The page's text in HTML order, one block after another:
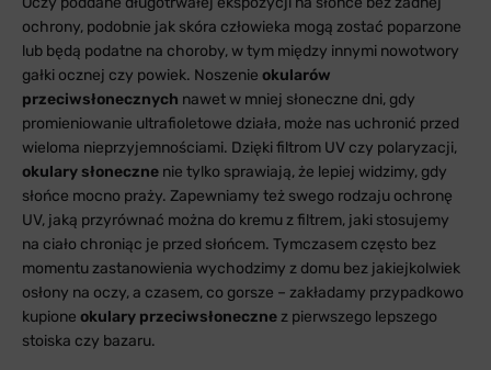
ochrony, podobnie jak skóra człowieka mogą zostać poparzone
lub będą podatne na choroby, w tym między innymi nowotwory
gałki ocznej czy powiek. Noszenie okularów
przeciwsłonecznych nawet w mniej słoneczne dni, gdy
promieniowanie ultrafioletowe działa, może nas uchronić przed
wieloma nieprzyjemnościami. Dzięki filtrom UV czy polaryzacji,
okulary słoneczne nie tylko sprawiają, że lepiej widzimy, gdy
słońce mocno praży. Zapewniamy też swego rodzaju ochronę
UV, jaką przyrównać można do kremu z filtrem, jaki stosujemy
na ciało chroniąc je przed słońcem. Tymczasem często bez
momentu zastanowienia wychodzimy z domu bez jakiejkolwiek
osłony na oczy, a czasem, co gorsze – zakładamy przypadkowo
kupione okulary przeciwsłonecznez pierwszego lepszego
stoiska czy bazaru.